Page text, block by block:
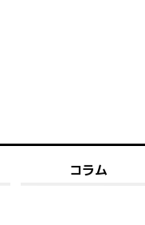
コラム